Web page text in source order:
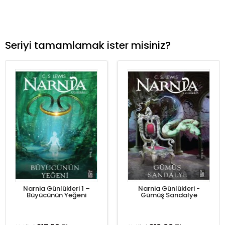
Seriyi tamamlamak ister misiniz?
Narnia Günlükleri 1 –
Büyücünün Yeğeni
Narnia Günlükleri -
Gümüş Sandalye